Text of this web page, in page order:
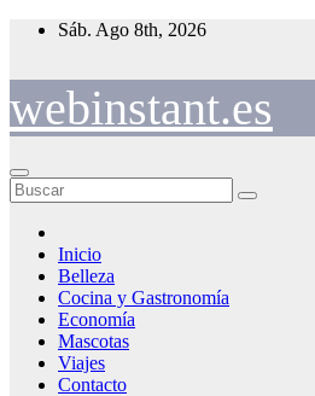
Saltar
Sáb. Ago 8th, 2026
webinstant.es
Inicio
Belleza
Cocina y Gastronomía
Economía
Mascotas
Viajes
Contacto